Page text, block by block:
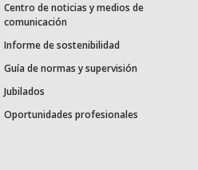
Centro de noticias y medios de
comunicación
Informe de sostenibilidad
Guía de normas y supervisión
Jubilados
Oportunidades profesionales